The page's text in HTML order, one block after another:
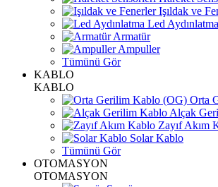
Işıldak ve
Led Aydınlatma
Armatür
Ampuller
Tümünü Gör
KABLO
KABLO
Orta
Alçak
Zayıf Akım
Solar Kablo
Tümünü Gör
OTOMASYON
OTOMASYON